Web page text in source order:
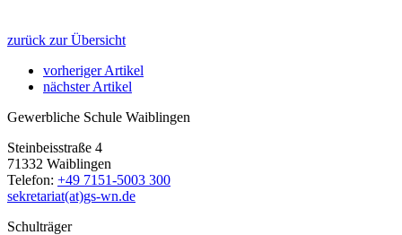
zurück zur Übersicht
vorheriger Artikel
nächster Artikel
Gewerbliche Schule Waiblingen
Steinbeisstraße 4
71332 Waiblingen
Telefon: +49 7151-5003 300
sekretariat(at)gs-wn.de
Schulträger